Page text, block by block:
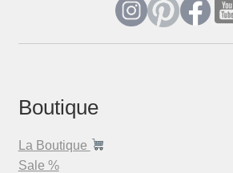
Boutique
La Boutique
Sale %